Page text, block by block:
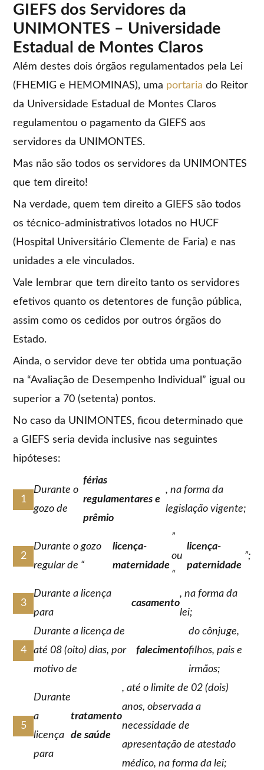
GIEFS dos Servidores da
UNIMONTES – Universidade
Estadual de Montes Claros
Além destes dois órgãos regulamentados pela Lei
(FHEMIG e HEMOMINAS), uma portaria do Reitor
da Universidade Estadual de Montes Claros
regulamentou o pagamento da GIEFS aos
servidores da UNIMONTES.
Mas não são todos os servidores da UNIMONTES
que tem direito!
Na verdade, quem tem direito a GIEFS são todos
os técnico-administrativos lotados no HUCF
(Hospital Universitário Clemente de Faria) e nas
unidades a ele vinculados.
Vale lembrar que tem direito tanto os servidores
efetivos quanto os detentores de função pública,
assim como os cedidos por outros órgãos do
Estado.
Ainda, o servidor deve ter obtida uma pontuação
na “Avaliação de Desempenho Individual” igual ou
superior a 70 (setenta) pontos.
No caso da UNIMONTES, ficou determinado que
a GIEFS seria devida inclusive nas seguintes
hipóteses:
Durante o
gozo de
férias
regulamentares e
prêmio
, na forma da
legislação vigente;
Durante o gozo
regular de “
licença-
maternidade
”
ou
“
licença-
paternidade
”;
Durante a licença
para
casamento
, na forma da
lei;
Durante a licença de
até 08 (oito) dias, por
motivo de
falecimento
do cônjuge,
filhos, pais e
irmãos;
Durante
a
licença
para
tratamento
de saúde
, até o limite de 02 (dois)
anos, observada a
necessidade de
apresentação de atestado
médico, na forma da lei;